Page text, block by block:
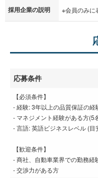
採用企業の説明 ※会員のみに
応募条件
【必須条件】
‐ 経験: 3年以上の品質保証の
‐ マネジメント経験がある方
- 言語: 英語ビジネスレベル (
【歓迎条件】
- 商社、自動車業界での勤務経
‐ 交渉力がある方